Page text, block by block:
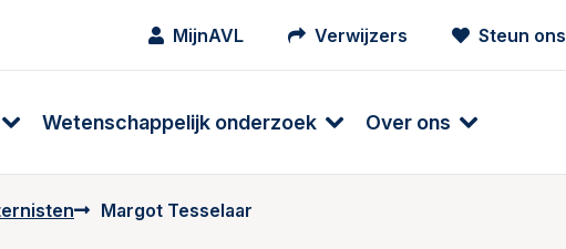
MijnAVL Verwijzers Steun ons
Wetenschappelijk onderzoek Over ons
Margot Tesselaar